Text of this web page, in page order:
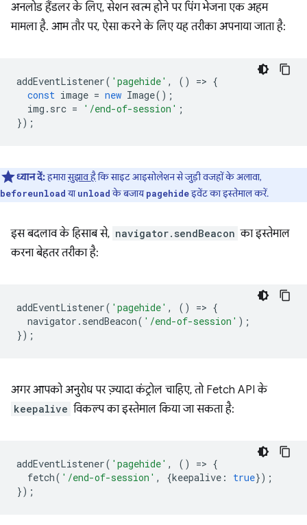
अनलोड हैंडलर के लिए, सेशन खत्म होने पर पिंग भेजना एक अहम
मामला है. आम तौर पर, ऐसा करने के लिए यह तरीका अपनाया जाता है:
addEventListener( 'pagehide' , () => {
const image = new Image();
img . src = '/end-of-session' ;
});
ध्यान दें:हमारासुझाव हैकि साइट आइसोलेशन से जुड़ी वजहों के अलावा,
beforeunloadयाunloadके बजायpagehideइवेंट का इस्तेमाल करें.
इस बदलाव के हिसाब से, navigator.sendBeacon का इस्तेमाल
करना बेहतर तरीका है:
addEventListener( 'pagehide' , () => {
navigator . sendBeacon( '/end-of-session' );
});
अगर आपको अनुरोध पर ज़्यादा कंट्रोल चाहिए, तो Fetch API के
keepalive विकल्प का इस्तेमाल किया जा सकता है:
addEventListener( 'pagehide' , () => {
fetch( '/end-of-session' , {keepalive : true});
});